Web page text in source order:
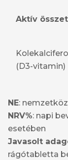
Aktív
(D3-vitamin)
NE:
NRV%: napi
esetében
Javasolt
rágótabletta